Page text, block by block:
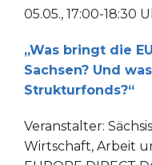
05.05., 17:00-18:30
„Was bringt die
Sachsen? Und
Strukturfonds?“
Veranstalter:
Wirtschaft, Arbeit